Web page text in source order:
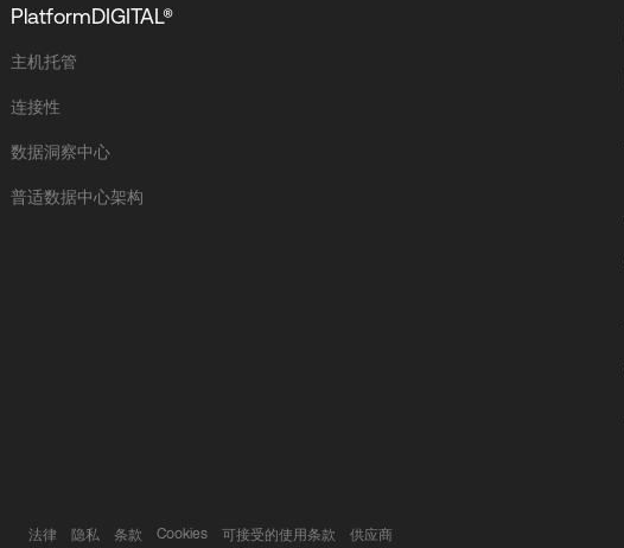
PlatformDIGITAL®
主机托管
连接性
数据洞察中心
普适数据中心架构
法律 隐私 条款 Cookies 可接受的使用条款 供应商